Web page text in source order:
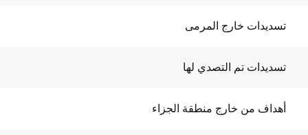
تسديدات خارج المرمى
تسديدات تم التصدي لها
أهداف من خارج منطقة الجزاء